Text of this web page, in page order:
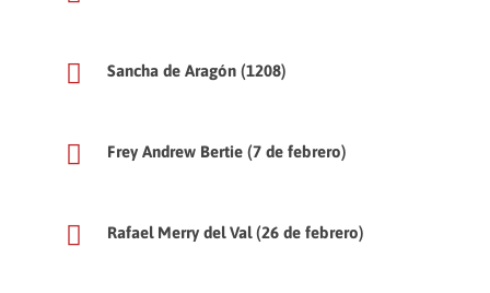
Sancha de Aragón (1208)
Frey Andrew Bertie (7 de febrero)
Rafael Merry del Val (26 de febrero)